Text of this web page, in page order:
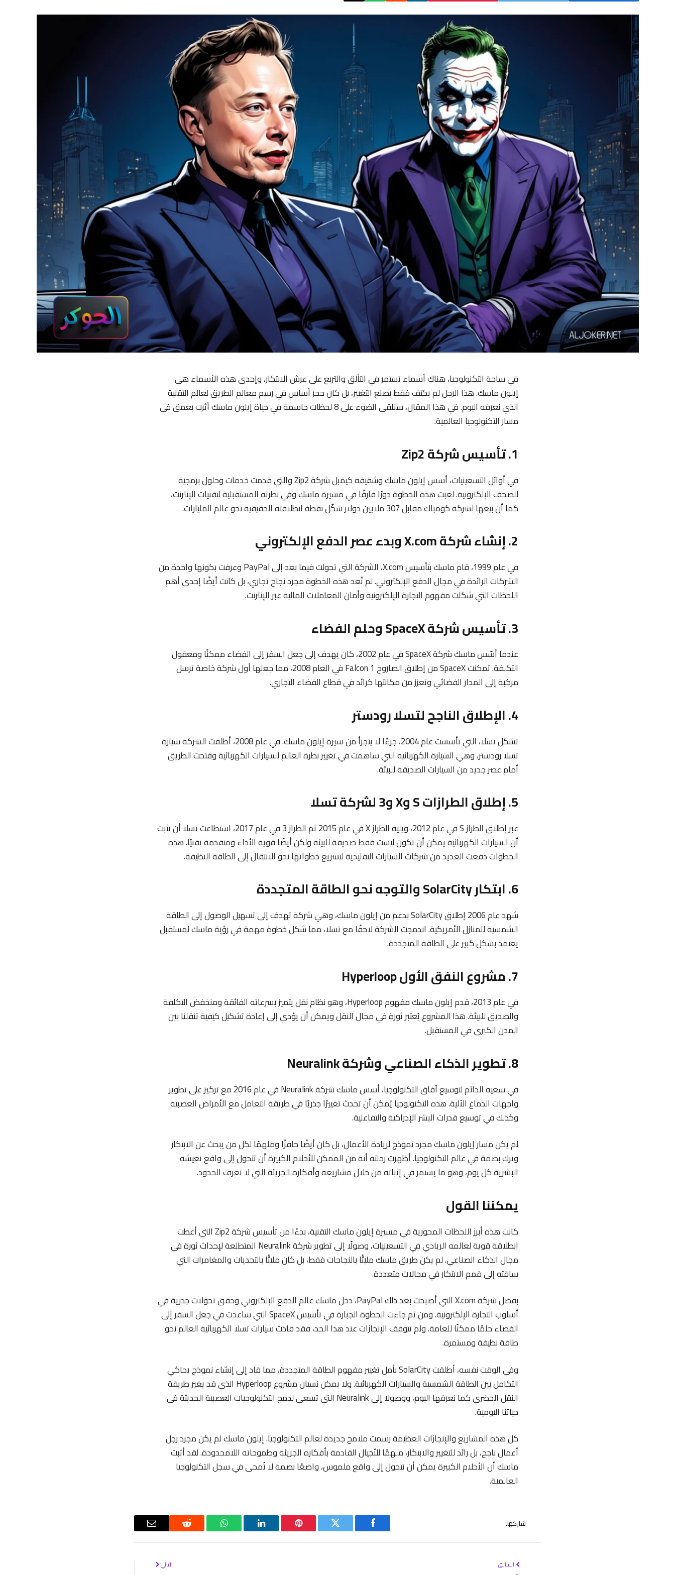
في ساحة التكنولوجيا، هناك أسماء تستمر في التألق والتربع على عرش الابتكار، وإحدى هذه الأسماء هي
إيلون ماسك. هذا الرجل لم يكتف فقط بصنع التغيير، بل كان حجر أساس في رسم معالم الطريق لعالم التقنية
الذي نعرفه اليوم. في هذا المقال، سنلقي الضوء على 8 لحظات حاسمة في حياة إيلون ماسك أثرت بعمق في
مسار التكنولوجيا العالمية.
1. تأسيس شركة Zip2
في أوائل التسعينيات، أسس إيلون ماسك وشقيقه كيمبل شركة Zip2 والتي قدمت خدمات وحلول برمجية
للصحف الإلكترونية. لعبت هذه الخطوة دورًا فارقًا في مسيرة ماسك وفي نظرته المستقبلية لتقنيات الإنترنت،
كما أن بيعها لشركة كومباك مقابل 307 ملايين دولار شكّل نقطة انطلاقته الحقيقية نحو عالم المليارات.
2. إنشاء شركة X.com وبدء عصر الدفع الإلكتروني
في عام 1999، قام ماسك بتأسيس X.com، الشركة التي تحولت فيما بعد إلى PayPal وعرفت بكونها واحدة من
الشركات الرائدة في مجال الدفع الإلكتروني. لم تُعد هذه الخطوة مجرد نجاح تجاري، بل كانت أيضًا إحدى أهم
اللحظات التي شكلت مفهوم التجارة الإلكترونية وأمان المعاملات المالية عبر الإنترنت.
3. تأسيس شركة SpaceX وحلم الفضاء
عندما أسّس ماسك شركة SpaceX في عام 2002، كان يهدف إلى جعل السفر إلى الفضاء ممكنًا ومعقول
التكلفة. تمكنت SpaceX من إطلاق الصاروخ Falcon 1 في العام 2008، مما جعلها أول شركة خاصة ترسل
مركبة إلى المدار الفضائي وتعزز من مكانتها كرائد في قطاع الفضاء التجاري.
4. الإطلاق الناجح لتسلا رودستر
تشكل تسلا، التي تأسست عام 2004، جزءًا لا يتجزأ من سيرة إيلون ماسك. في عام 2008، أطلقت الشركة سيارة
تسلا رودستر، وهي السيارة الكهربائية التي ساهمت في تغيير نظرة العالم للسيارات الكهربائية وفتحت الطريق
أمام عصر جديد من السيارات الصديقة للبيئة.
5. إطلاق الطرازات S وX و3 لشركة تسلا
عبر إطلاق الطراز S في عام 2012، ويليه الطراز X في عام 2015 ثم الطراز 3 في عام 2017، استطاعت تسلا أن تثبت
أن السيارات الكهربائية يمكن أن تكون ليست فقط صديقة للبيئة ولكن أيضًا قوية الأداء ومتقدمة تقنيًا. هذه
الخطوات دفعت العديد من شركات السيارات التقليدية لتسريع خطواتها نحو الانتقال إلى الطاقة النظيفة.
6. ابتكار SolarCity والتوجه نحو الطاقة المتجددة
شهد عام 2006 إطلاق SolarCity بدعم من إيلون ماسك، وهي شركة تهدف إلى تسهيل الوصول إلى الطاقة
الشمسية للمنازل الأمريكية. اندمجت الشركة لاحقًا مع تسلا، مما شكل خطوة مهمة في رؤية ماسك لمستقبل
يعتمد بشكل كبير على الطاقة المتجددة.
7. مشروع النفق الأول Hyperloop
في عام 2013، قدم إيلون ماسك مفهوم Hyperloop، وهو نظام نقل يتميز بسرعاته الفائقة ومنخفض التكلفة
والصديق للبيئة. هذا المشروع يُعتبر ثورة في مجال النقل ويمكن أن يؤدي إلى إعادة تشكيل كيفية تنقلنا بين
المدن الكبرى في المستقبل.
8. تطوير الذكاء الصناعي وشركة Neuralink
في سعيه الدائم لتوسيع آفاق التكنولوجيا، أسس ماسك شركة Neuralink في عام 2016 مع تركيز على تطوير
واجهات الدماغ الآلية. هذه التكنولوجيا يُمكن أن تحدث تغييرًا جذريًا في طريقة التعامل مع الأمراض العصبية
وكذلك في توسيع قدرات البشر الإدراكية والتفاعلية.
لم يكن مسار إيلون ماسك مجرد نموذج لريادة الأعمال، بل كان أيضًا حافزًا وملهمًا لكل من يبحث عن الابتكار
وترك بصمة في عالم التكنولوجيا. أظهرت رحلته أنه من الممكن للأحلام الكبيرة أن تتحول إلى واقع تعيشه
البشرية كل يوم، وهو ما يستمر في إثباته من خلال مشاريعه وأفكاره الجريئة التي لا تعرف الحدود.
يمكننا القول
كانت هذه أبرز اللحظات المحورية في مسيرة إيلون ماسك التقنية، بدءًا من تأسيس شركة Zip2 التي أعطت
انطلاقة قوية لعالمه الريادي في التسعينيات، وصولًا إلى تطوير شركة Neuralink المتطلعة لإحداث ثورة في
مجال الذكاء الصناعي. لم يكن طريق ماسك مليئًا بالنجاحات فقط، بل كان مليئًا بالتحديات والمغامرات التي
ساقته إلى قمم الابتكار في مجالات متعددة.
بفضل شركة X.com التي أصبحت بعد ذلك PayPal، دخل ماسك عالم الدفع الإلكتروني وحقق تحولات جذرية في
أسلوب التجارة الإلكترونية. ومن ثم جاءت الخطوة الجبارة في تأسيس SpaceX التي ساعدت في جعل السفر إلى
الفضاء حلمًا ممكنًا للعامة. ولم تتوقف الإنجازات عند هذا الحد، فقد قادت سيارات تسلا الكهربائية العالم نحو
طاقة نظيفة ومستمرة.
وفي الوقت نفسه، أطلقت SolarCity بأمل تغيير مفهوم الطاقة المتجددة، مما قاد إلى إنشاء نموذج يحاكي
التكامل بين الطاقة الشمسية والسيارات الكهربائية. ولا يمكن نسيان مشروع Hyperloop الذي قد يغير طريقة
النقل الحضري كما نعرفها اليوم، ووصولا إلى Neuralink التي تسعى لدمج التكنولوجيات العصبية الحديثة في
حياتنا اليومية.
كل هذه المشاريع والإنجازات العظيمة رسمت ملامح جديدة لعالم التكنولوجيا. إيلون ماسك لم يكن مجرد رجل
أعمال ناجح، بل رائد للتغيير والابتكار، ملهمًا للأجيال القادمة بأفكاره الجريئة وطموحاته اللامحدودة. لقد أثبت
ماسك أن الأحلام الكبيرة يمكن أن تتحول إلى واقع ملموس، واضعًا بصمة لا تُمحى في سجل التكنولوجيا
العالمية.
شاركها.
فيسبوك تويتر بينتيريستلينكدإن واتساب رديت
البريد
السابق التالي